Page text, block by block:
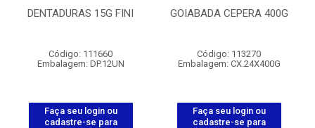
DENTADURAS 15G FINI
Código: 111660
Embalagem: DP.12UN
Faça seu login ou
cadastre-se para
GOIABADA CEPERA 400G
Código: 113270
Embalagem: CX.24X400G
Faça seu login ou
cadastre-se para